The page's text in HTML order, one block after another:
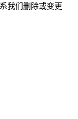
我们删除或变更